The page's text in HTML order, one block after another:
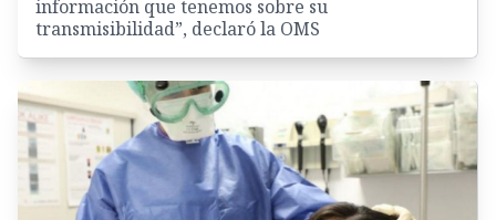
información que tenemos sobre su
transmisibilidad”, declaró la OMS